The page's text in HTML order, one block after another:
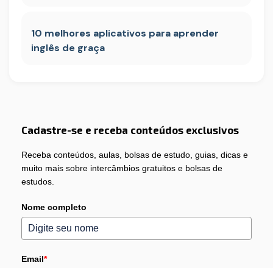
10 melhores aplicativos para aprender
inglês de graça
Cadastre-se e receba conteúdos exclusivos
Receba conteúdos, aulas, bolsas de estudo, guias, dicas e
muito mais sobre intercâmbios gratuitos e bolsas de
estudos.
Nome completo
Email*